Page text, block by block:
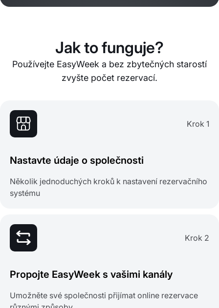
Jak to funguje?
Používejte EasyWeek a bez zbytečných starostí
zvyšte počet rezervací.
Krok 1
Nastavte údaje o společnosti
Několik jednoduchých kroků k nastavení rezervačního
systému
Krok 2
Propojte EasyWeek s vašimi kanály
Umožněte své společnosti přijímat online rezervace